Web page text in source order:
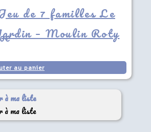
de 7 familles Le
– Moulin Roty
€
au panier
à ma liste
à ma liste